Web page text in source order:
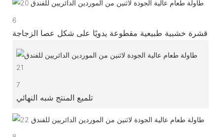
6
قشرة خشبية طبيعية مقطوعة يدويًا على شكل عصا الزجاجة
7
تلميع المنتج شبه النهائي